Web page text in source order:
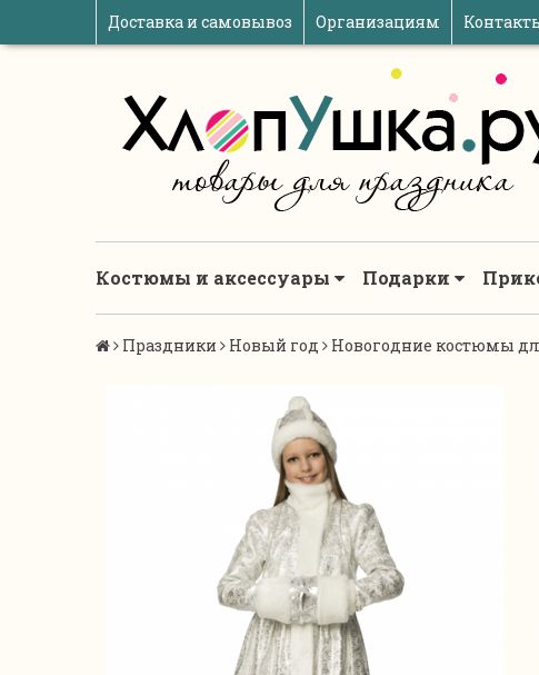
Доставка и самовывоз Организациям
Костюмы и аксессуары Подарки
Праздники Новый год Новогодние костюмы